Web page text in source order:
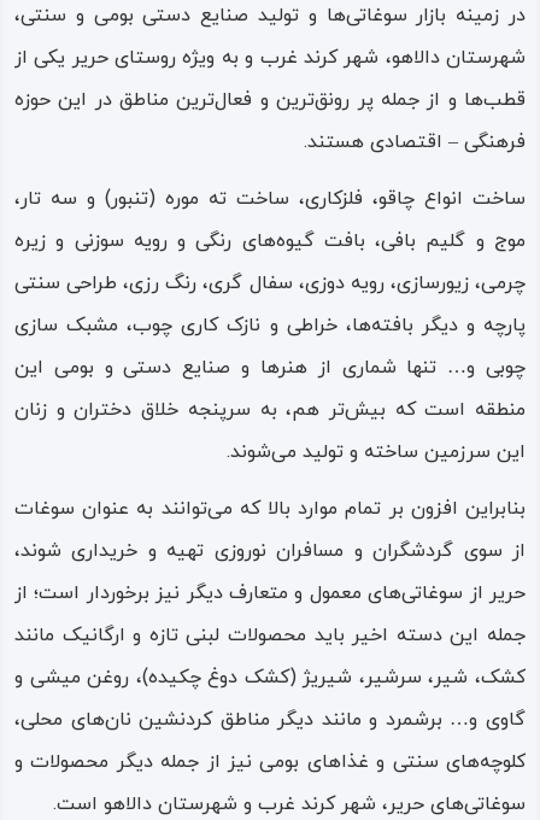
و از بزرگان و بزرگ‌ زادگان قرون اولیه بعد از ورود اسلام بوده
است.
نشانه‌های چندی در این روستا وجود دارند که پیشینه آن را به
می‌رساند؛ مرکزیت آیین یارسانی در این روستا که از ادیان
باستانی ایرانی ریشه گرفته، وجود آثار و ابنیه‌ها و درختان بسیار
کهنسال، وجود مقبره‌های ساسانی، زرتشتی و گورهای پیشا
اسلامی و نیز آباد بودن دشت‌ها و جلگه کرند غرب، همگی دال بر
قدمت طولانی و پیشینه تاریخی‌ – باستانی روستای حریر و دیگر
روستاهای اطراف آن است.
جاذبه‌های گردشگری روستای حریر
از دیدنی‌ها و جاذبه‌های گردشگری روستای حریر می‌توان به چهار
درخت بسیار کهنسال و تنومند، درختان مقدس و نظر کرده،
سراب زیبا و پرآب روستا، چشمه ‌(کانی)های مقدس و شفابخش،
چشمه‌های آب‌ معدنی گرم، دامنه‌ها و تفرجگاه‌های کوهستانی و
باغ‌ها و مزارع سرسبز اشاره نمود.
خود بافت روستای حریر، که از جمله روستاهای کوه‌پایه‌ای و
موسوم به پله‌ کانی است یکی از نقاط جذاب روستای حریر است
در زمینه بازار سوغاتی‌ها و تولید صنایع دستی بومی و سنتی،
شهرستان دالاهو، شهر کرند غرب و به‌ ویژه روستای حریر یکی از
قطب‌ها و از جمله پر رونق‌ترین و فعال‌ترین مناطق در این حوزه
فرهنگی‌ – اقتصادی هستند.
ساخت انواع چاقو، فلزکاری، ساخت ته‌ موره (تنبور) و سه‌ تار،
موج و گلیم‌ بافی، بافت گیوه‌های رنگی و رویه‌ سوزنی و زیره‌
چرمی، زیورسازی، رویه‌ دوزی، سفال‌ گری، رنگ‌ رزی، طراحی سنتی
پارچه و دیگر بافته‌ها، خراطی و نازک‌ کاری چوب، مشبک‌ سازی
چوبی و… تنها شماری از هنرها و صنایع دستی و بومی این
منطقه است که بیش‌تر هم، به سرپنجه خلاق دختران و زنان
این سرزمین ساخته و تولید می‌شوند.
بنابراین افزون بر تمام موارد بالا که می‌توانند به عنوان سوغات
از سوی گردشگران و مسافران نوروزی تهیه و خریداری شوند،
حریر از سوغاتی‌های معمول و متعارف دیگر نیز‌ برخوردار است؛ از
جمله این دسته اخیر باید محصولات لبنی تازه و ارگانیک مانند
کشک، شیر، سرشیر، شیریژ (کشک‌ دوغ چکیده)، روغن میشی و
گاوی و… برشمرد و مانند دیگر مناطق کردنشین نان‌های محلی،
کلوچه‌های سنتی و غذاهای بومی نیز از جمله دیگر محصولات و
سوغاتی‌های حریر، شهر کرند غرب و شهرستان دالاهو است.